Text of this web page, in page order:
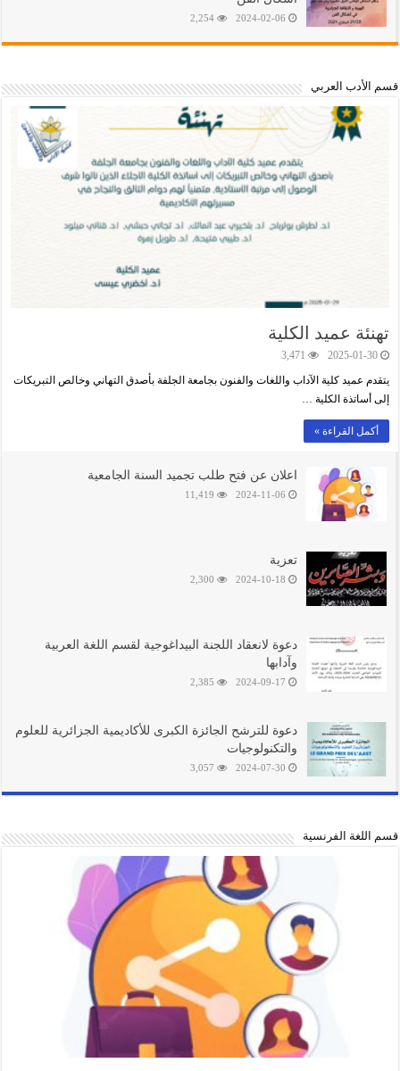
2024-02-06
2,254
قسم اﻷدب العربي
تهنئة عميد الكلية
2025-01-30
3,471
يتقدم عميد كلية الآداب واللغات والفنون بجامعة الجلفة بأصدق التهاني وخالص التبريكات
إلى أساتذة الكلية …
أكمل القراءة »
اعلان عن فتح طلب تجميد السنة الجامعية
2024-11-06
11,419
تعزية
2024-10-18
2,300
دعوة لانعقاد اللجنة البيداغوجية لقسم اللغة العربية
وآدابها
2024-09-17
2,385
دعوة للترشح الجائزة الكبرى للأكاديمية الجزائرية للعلوم
والتكنولوجيات
2024-07-30
3,057
قسم اللغة الفرنسية